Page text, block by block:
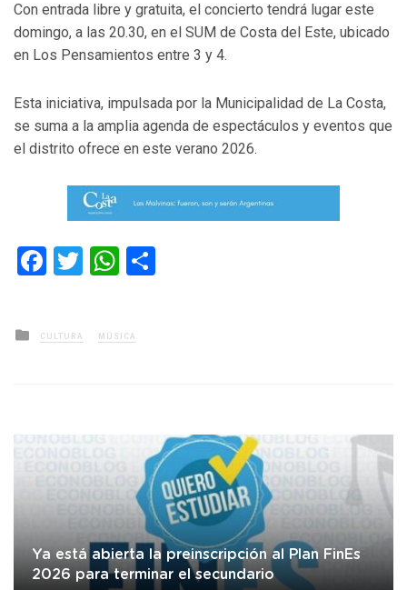
Con entrada libre y gratuita, el concierto tendrá lugar este
domingo, a las 20.30, en el SUM de Costa del Este, ubicado
en Los Pensamientos entre 3 y 4.
Esta iniciativa, impulsada por la Municipalidad de La Costa,
se suma a la amplia agenda de espectáculos y eventos que
el distrito ofrece en este verano 2026.
Facebook
TwitterWhatsApp
Posted
in
CULTURA MÚSICA
Ya está abierta la preinscripción al Plan FinEs
2026 para terminar el secundario